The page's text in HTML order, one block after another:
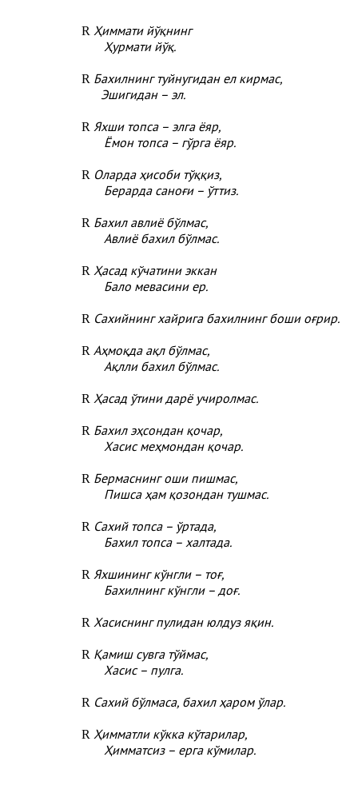
R Ҳиммати йўқнинг
Ҳурмати йўқ.
R Бахилнинг туйнугидан ел кирмас,
Эшигидан – эл.
R Яхши топса – элга ёяр,
Ёмон топса – гўрга ёяр.
R Оларда ҳисоби тўққиз,
Берарда саноғи – ўттиз.
R Бахил авлиё бўлмас,
Авлиё бахил бўлмас.
R Ҳасад кўчатини эккан
Бало мевасини ер.
R Сахийнинг хайрига бахилнинг боши оғрир.
R Аҳмоқда ақл бўлмас,
Ақлли бахил бўлмас.
R Ҳасад ўтини дарё учиролмас.
R Бахил эҳсондан қочар,
Хасис меҳмондан қочар.
R Бермаснинг оши пишмас,
Пишса ҳам қозондан тушмас.
R Сахий топса – ўртада,
Бахил топса – халтада.
R Яхшининг кўнгли – тоғ,
Бахилнинг кўнгли – доғ.
R Хасиснинг пулидан юлдуз яқин.
R Қамиш сувга тўймас,
Хасис – пулга.
R Сахий бўлмаса, бахил ҳаром ўлар.
R Ҳимматли кўкка кўтарилар,
Ҳимматсиз – ерга кўмилар.